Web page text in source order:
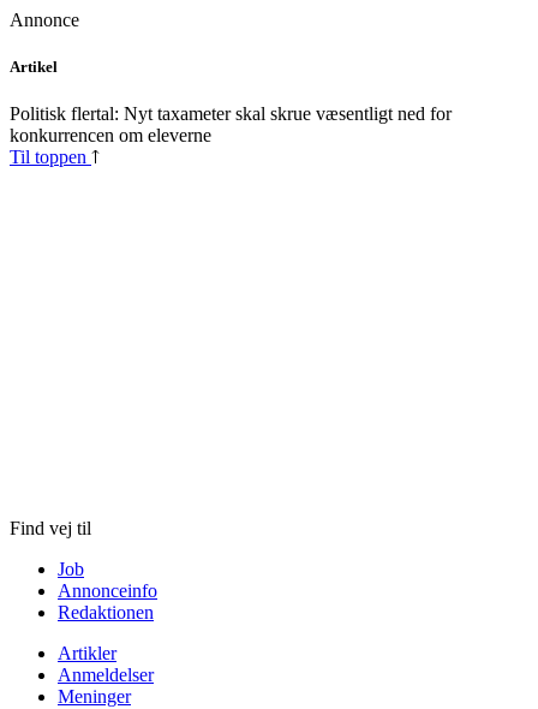
Annonce
Skip
content
Artikel
Politisk flertal: Nyt taxameter skal skrue væsentligt ned for
konkurrencen om eleverne
Til toppen
Find vej til
Job
Annonceinfo
Redaktionen
Artikler
Anmeldelser
Meninger